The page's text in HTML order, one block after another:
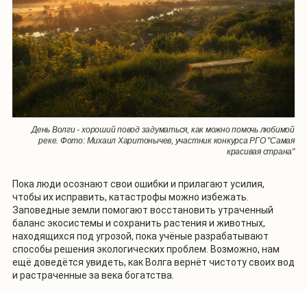
День Волги - хороший повод задуматься, как можно помочь любимой
реке. Фото: Михаил Харитонычев, участник конкурса РГО "Самая
красивая страна"
Пока люди осознают свои ошибки и прилагают усилия,
чтобы их исправить, катастрофы можно избежать.
Заповедные земли помогают восстановить утраченный
баланс экосистемы и сохранить растения и животных,
находящихся под угрозой, пока учёные разрабатывают
способы решения экологических проблем. Возможно, нам
ещё доведётся увидеть, как Волга вернёт чистоту своих вод
и растраченные за века богатства.